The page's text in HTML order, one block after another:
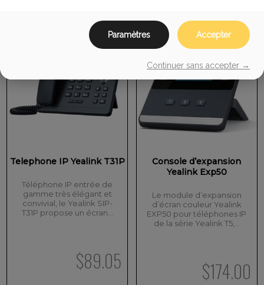
Telephone IP Yealink T31P
Téléphone IP entrée de
gamme très élégant et
convivial, le Yealink SIP-
T31P propose un écran…
$89.05
Console d’expansion
Yealink Exp50
Le module d’expansion
d’écran couleur Yealink
EXP50 pour téléphones IP
de la série Yealink T5,…
$174.00
Paramètres Accepter
Continuer sans accepter →